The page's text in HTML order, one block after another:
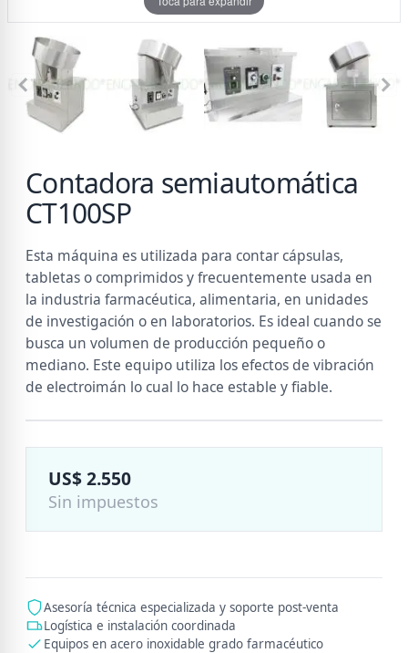
Contadora semiautomática
CT100SP
Esta máquina es utilizada para contar cápsulas,
tabletas o comprimidos y frecuentemente usada en
la industria farmacéutica, alimentaria, en unidades
de investigación o en laboratorios. Es ideal cuando se
busca un volumen de producción pequeño o
mediano. Este equipo utiliza los efectos de vibración
de electroimán lo cual lo hace estable y fiable.
Precio:
US$ 2.550
Sin impuestos
Asesoría técnica especializada y soporte post-venta
Logística e instalación coordinada
Equipos en acero inoxidable grado farmacéutico